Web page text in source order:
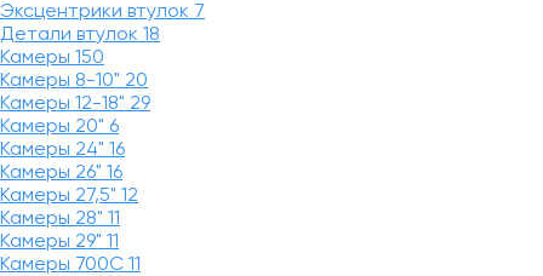
Эксцентрики втулок 7
Детали втулок 18
Камеры 150
Камеры 8-10" 20
Камеры 12-18" 29
Камеры 20" 6
Камеры 24" 16
Камеры 26" 16
Камеры 27,5" 12
Камеры 28" 11
Камеры 29" 11
Камеры 700C 11